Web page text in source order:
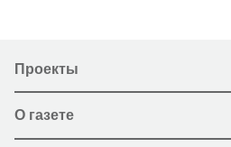
Проекты
О газете